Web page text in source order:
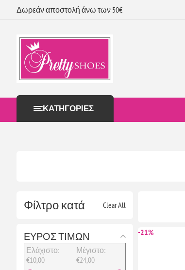
Δωρεάν αποστολή άνω των 50€
ΚΑΤΗΓΟΡΊΕΣ
Φίλτρο κατά Clear All
ΕΥΡΟΣ ΤΙΜΩΝ
Ελάχιστο:
€10,00
Μέγιστο:
€24,00
-21%